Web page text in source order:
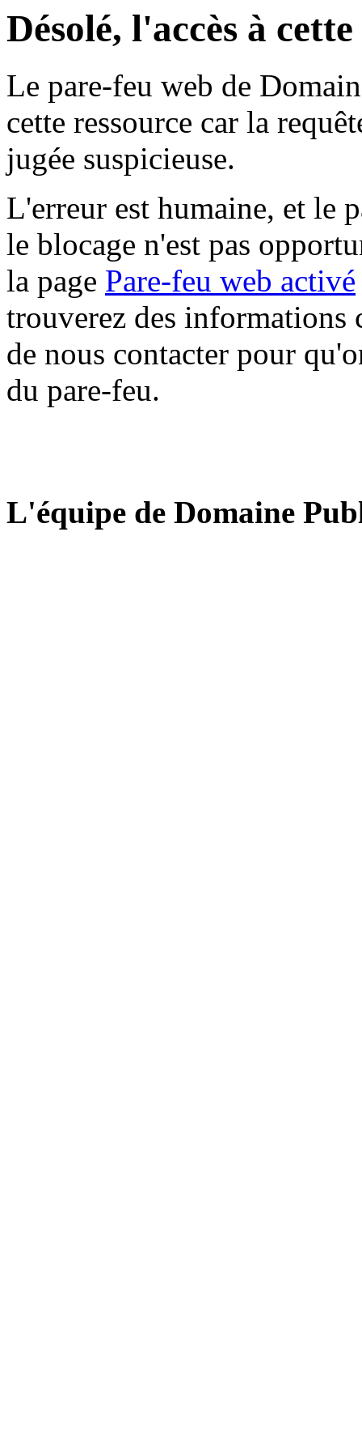
Désolé, l'accès à
Le pare-feu web de
cette ressource car la
jugée suspicieuse.
L'erreur est humaine, et le
le blocage n'est pas
la page Pare-feu web activé
trouverez des informations
de nous contacter pour
du pare-feu.
L'équipe de Domaine